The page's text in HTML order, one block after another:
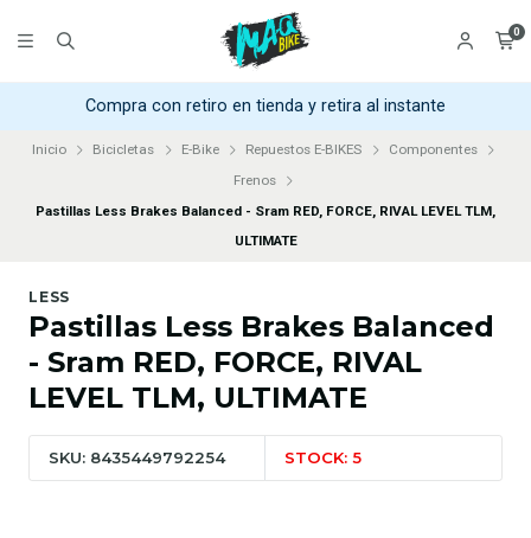
0
Compra con retiro en tienda y retira al instante
Inicio Bicicletas E-Bike Repuestos E-BIKES
Componentes
Frenos
Pastillas Less Brakes Balanced - Sram RED, FORCE, RIVAL LEVEL TLM,
ULTIMATE
LESS
Pastillas Less Brakes Balanced
- Sram RED, FORCE, RIVAL
LEVEL TLM, ULTIMATE
SKU: 8435449792254 STOCK: 5